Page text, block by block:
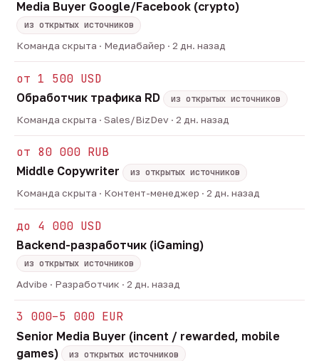
Media Buyer Google/Facebook (crypto)
из открытых источников
Команда скрыта · Медиабайер · 2 дн. назад
от 1 500 USD
Обработчик трафика RD
из открытых источников
Команда скрыта · Sales/BizDev · 2 дн. назад
от 80 000 RUB
Middle Copywriter
из открытых источников
Команда скрыта · Контент-менеджер · 2 дн. назад
до 4 000 USD
Backend-разработчик (iGaming)
из открытых источников
Advibe · Разработчик · 2 дн. назад
3 000–5 000 EUR
Senior Media Buyer (incent / rewarded, mobile
games)
из открытых источников